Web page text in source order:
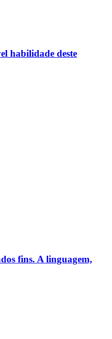
habilidade deste
fins. A linguagem,